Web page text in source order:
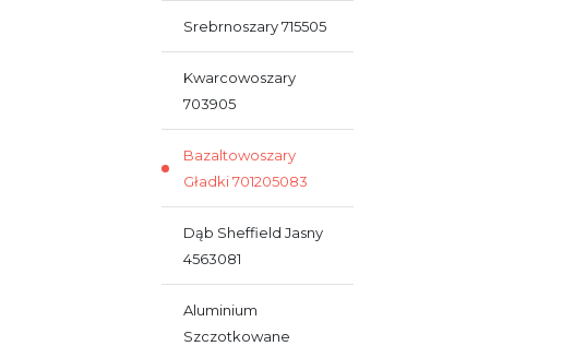
Srebrnoszary 715505
Kwarcowoszary
703905
Bazaltowoszary
Gładki 701205083
Dąb Sheffield Jasny
4563081
Aluminium
Szczotkowane